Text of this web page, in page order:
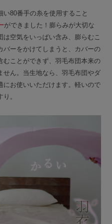
80番手の糸を使用すること
ができました！膨らみが大切な
は空気をいっぱい含み、膨らむこ
バーをかけてしまうと、カバーの
むことができず、羽毛布団本来の
せん。当生地なら、羽毛布団やダ
にお使いいただけます。軽いので
。